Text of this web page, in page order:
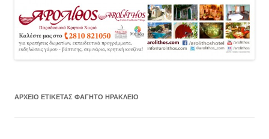
ΑΡΧΕΊΟ ΕΤΙΚΈΤΑΣ ΦΑΓΗΤΌ ΗΡΆΚΛΕΙΟ